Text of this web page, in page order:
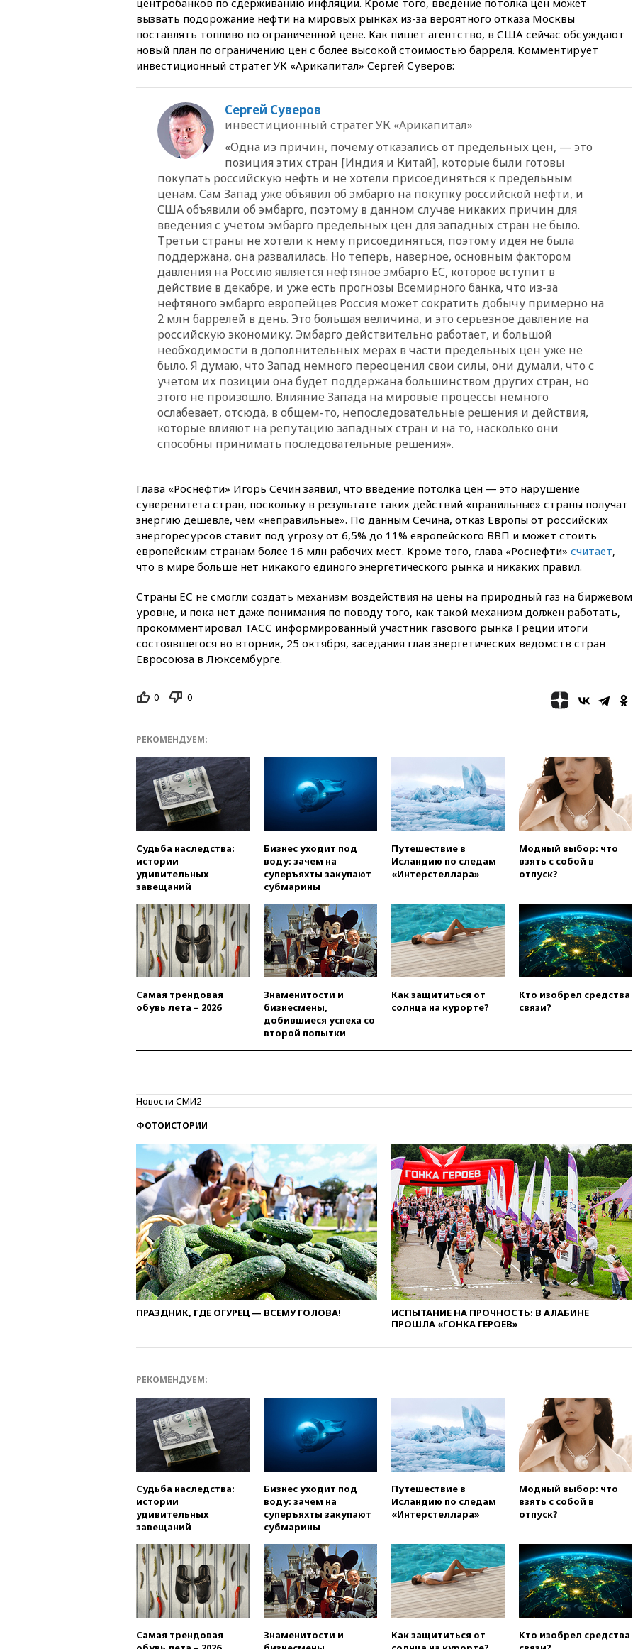
01:20Россиянин в среднем
съедает несколько арбузов за
сезон
вчера, 22:50 Российский
режиссер Кирилл Соколов
снимет триллер для Netflix
вчера, 22:20Турция призвала
к мораторию на удары по
торговым судам в Черном
море
вчера, 21:43 Экс-
председатель Верховного
суда Венгрии согласился стать
президентом республики
вчера, 20:58Финляндия
претендентов на получение
гражданства
вчера, 20:12 Минобороны
Болгарии: упавший в стране
беспилотник, скорее всего,
был украинским
Иран в атаке на судно
Ормузе
«Газпром»: объем
газа в европейских подземных
хранилищах достиг
антирекорда
вчера, 18:25 ТАСС: Уиткофф и
Москву и Киев
вчера, 17:43
«Тиса» выдвинула
экс-председателя Верховного
суда на пост президента
авантюра Германии ставит под
угрозу европейскую зиму»
вчера, 15:25При атаке БПЛА в
Белгородской области погиб
мирный житель
вчера, 14:54В Аргентине умер
вчера, 14:43 Турция
вчера, 14:20Генпрокурором
США стал Тодд Бланш
вчера, 13:37Пляжи
Геленджика закрыты из-за
опасности БПЛА
вчера, 13:03 Испания ввела
погранконтроль для
вчера, 12:27Возгорание на
вчера, 11:47Суд оставил под
арестом Rolls-Royce блогера
вчера, 11:07При
столкновении катера и лодки
под Самарой погибли два
человека
вчера, 10:27 Движение по
трассе «Новороссия»
восстановлено
вчера, 09:55Силы ПВО
перехватили за утро 85 БПЛА
над территорией РФ
вчера, 09:25Ильский НПЗ на
Кубани загорелся после
падения обломков дрона
вчера, 08:57Собянин
почти 400 БПЛА над
российскими регионами
вчера, 08:16Лукашенко
призвал белорусов покупать
избы в селах
вчера, 07:30Нигерия стала
крупнейшим поставщиком
авиатоплива в Европу
обсуждают координацию
усилий против наркотрафика
вчера, 05:30ВМС Испании
усилили присутствие в Сеуте
на фоне миграционного
вчера, 03:30 В Минстрое
вызвать подорожание нефти на мировых рынках из-за вероятного отказа Москвы
поставлять топливо по ограниченной цене. Как пишет агентство, в США сейчас обсуждают
новый план по ограничению цен с более высокой стоимостью барреля. Комментирует
инвестиционный стратег УК «Арикапитал» Сергей Суверов:
Сергей Суверов
инвестиционный стратег УК «Арикапитал»
«Одна из причин, почему отказались от предельных цен, — это
позиция этих стран [Индия и Китай], которые были готовы
покупать российскую нефть и не хотели присоединяться к предельным
ценам. Сам Запад уже объявил об эмбарго на покупку российской нефти, и
США объявили об эмбарго, поэтому в данном случае никаких причин для
введения с учетом эмбарго предельных цен для западных стран не было.
Третьи страны не хотели к нему присоединяться, поэтому идея не была
поддержана, она развалилась. Но теперь, наверное, основным фактором
давления на Россию является нефтяное эмбарго ЕС, которое вступит в
действие в декабре, и уже есть прогнозы Всемирного банка, что из-за
нефтяного эмбарго европейцев Россия может сократить добычу примерно на
2 млн баррелей в день. Это большая величина, и это серьезное давление на
российскую экономику. Эмбарго действительно работает, и большой
необходимости в дополнительных мерах в части предельных цен уже не
было. Я думаю, что Запад немного переоценил свои силы, они думали, что с
учетом их позиции она будет поддержана большинством других стран, но
этого не произошло. Влияние Запада на мировые процессы немного
ослабевает, отсюда, в общем-то, непоследовательные решения и действия,
которые влияют на репутацию западных стран и на то, насколько они
способны принимать последовательные решения».
Глава «Роснефти» Игорь Сечин заявил, что введение потолка цен — это нарушение
суверенитета стран, поскольку в результате таких действий «правильные» страны получат
энергию дешевле, чем «неправильные». По данным Сечина, отказ Европы от российских
энергоресурсов ставит под угрозу от 6,5% до 11% европейского ВВП и может стоить
европейским странам более 16 млн рабочих мест. Кроме того, глава «Роснефти» считает,
что в мире больше нет никакого единого энергетического рынка и никаких правил.
Страны ЕС не смогли создать механизм воздействия на цены на природный газ на биржевом
уровне, и пока нет даже понимания по поводу того, как такой механизм должен работать,
прокомментировал ТАСС информированный участник газового рынка Греции итоги
состоявшегося во вторник, 25 октября, заседания глав энергетических ведомств стран
Евросоюза в Люксембурге.
0 0
РЕКОМЕНДУЕМ:
Судьба наследства:
истории
удивительных
завещаний
Бизнес уходит под
воду: зачем на
суперъяхты закупают
субмарины
Путешествие в
Исландию по следам
«Интерстеллара»
Модный выбор: что
взять с собой в
отпуск?
Самая трендовая
обувь лета – 2026
Знаменитости и
бизнесмены,
добившиеся успеха со
второй попытки
Как защититься от
солнца на курорте?
Кто изобрел средства
связи?
Новости СМИ2
ФОТОИСТОРИИ
ПРАЗДНИК, ГДЕ ОГУРЕЦ — ВСЕМУ ГОЛОВА!
ИСПЫТАНИЕ НА ПРОЧНОСТЬ: В АЛАБИНЕ
ПРОШЛА «ГОНКА ГЕРОЕВ»
РЕКОМЕНДУЕМ:
Судьба наследства:
истории
удивительных
завещаний
Бизнес уходит под
воду: зачем на
суперъяхты закупают
субмарины
Путешествие в
Исландию по следам
«Интерстеллара»
Модный выбор: что
взять с собой в
отпуск?
Самая трендовая
Знаменитости и
Как защититься от
Кто изобрел средства